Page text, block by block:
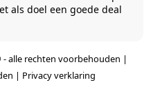
als doel een goede deal
alle rechten voorbehouden |
| Privacy verklaring